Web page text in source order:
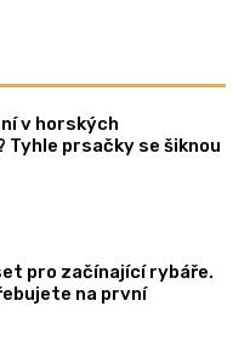
v horských
Tyhle prsačky se šiknou
pro začínající rybáře.
na první